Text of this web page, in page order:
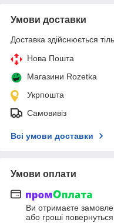
Умови доставки
Доставка здійснюється
Нова Пошта
Магазини Rozetka
Укрпошта
Самовивіз
Всі умови доставки
Умови оплати
Ви отримаєте
або гроші